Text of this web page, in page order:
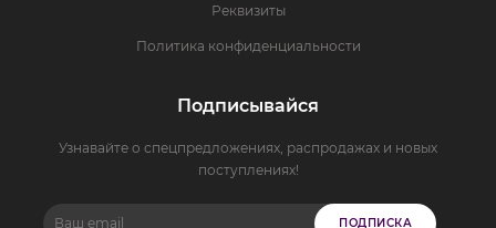
Реквизиты
Политика конфиденциальности
Подписывайся
Узнавайте о спецпредложениях, распродажах и новых
поступлениях!
ПОДПИСКА